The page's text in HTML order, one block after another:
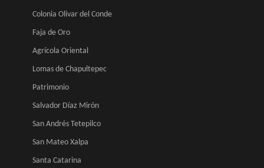
Colonia Olivar del Conde
Faja de Oro
Agrícola Oriental
Lomas de Chapultepec
Patrimonio
Salvador Díaz Mirón
San Andrés Tetepilco
San Mateo Xalpa
Santa Catarina